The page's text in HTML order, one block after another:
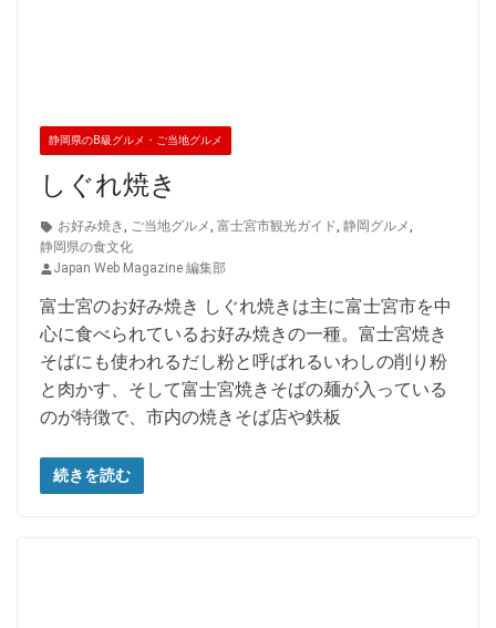
静岡県のB級グルメ・ご当地グルメ
しぐれ焼き
お好み焼き, ご当地グルメ, 富士宮市観光ガイド, 静岡グルメ,
静岡県の食文化
Japan Web Magazine 編集部
富士宮のお好み焼き しぐれ焼きは主に富士宮市を中
心に食べられているお好み焼きの一種。富士宮焼き
そばにも使われるだし粉と呼ばれるいわしの削り粉
と肉かす、そして富士宮焼きそばの麺が入っている
のが特徴で、市内の焼きそば店や鉄板
続きを読む